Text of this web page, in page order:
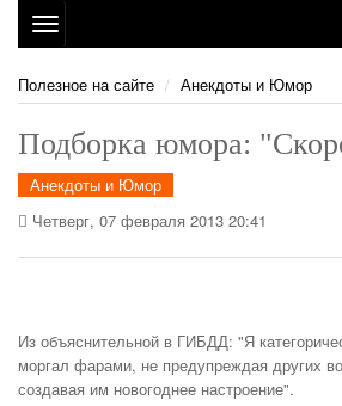
Toggle
navigation
Полезное на сайте
Анекдоты и Юмор
Подборка юмора:
Анекдоты и Юмор
Четверг, 07 февраля 2013 20:41
Из объяснительной в ГИБДД: "Я
моргал фарами, не предупреждая других
создавая им новогоднее настроение".